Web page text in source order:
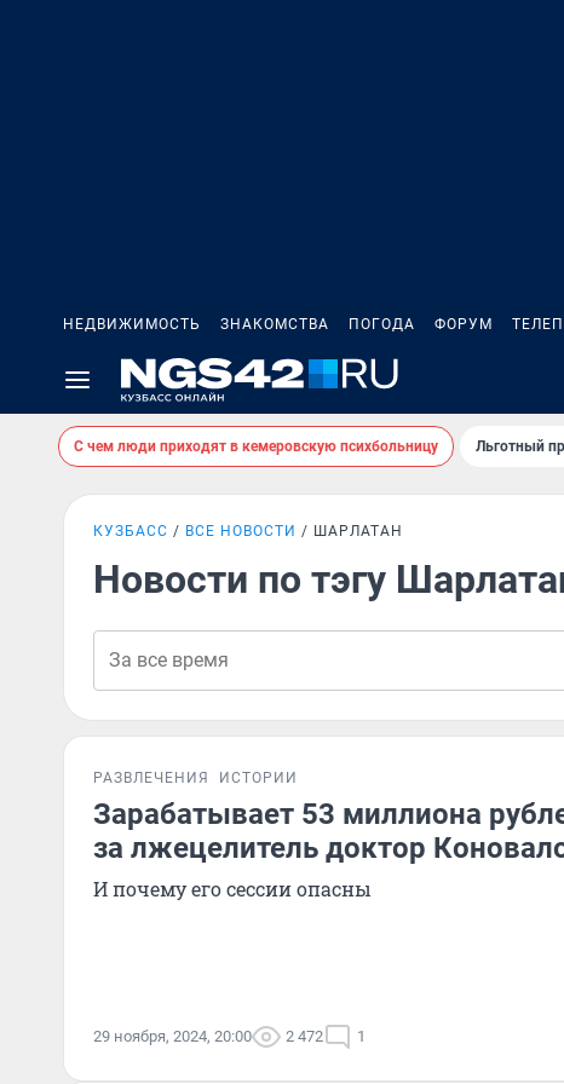
НЕДВИЖИМОСТЬ ЗНАКОМСТВА ПОГОДА ФОРУМ
С чем люди приходят в кемеровскую психбольницу Льготный
КУЗБАСС ВСЕ НОВОСТИ ШАРЛАТАН
Новости по тэгу
РАЗВЛЕЧЕНИЯ ИСТОРИИ
Зарабатывает 53 миллиона
за лжецелитель доктор
И почему его сессии опасны
29 ноября, 2024, 20:00 2 472 1